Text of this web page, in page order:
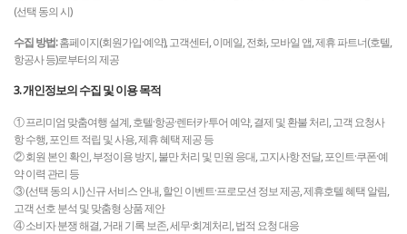
(선택 동의 시)
수집 방법:홈페이지(회원가입·예약), 고객센터, 이메일, 전화, 모바일 앱, 제휴 파트너(호텔,
항공사 등)로부터의 제공
3. 개인정보의 수집 및 이용 목적
① 프리미엄 맞춤여행 설계, 호텔·항공·렌터카·투어 예약, 결제 및 환불 처리, 고객 요청사
항 수행, 포인트 적립 및 사용, 제휴 혜택 제공 등
② 회원 본인 확인, 부정이용 방지, 불만 처리 및 민원 응대, 고지사항 전달, 포인트·쿠폰·예
약 이력 관리 등
③ (선택 동의 시) 신규 서비스 안내, 할인 이벤트·프로모션 정보 제공, 제휴호텔 혜택 알림,
고객 선호 분석 및 맞춤형 상품 제안
④ 소비자 분쟁 해결, 거래 기록 보존, 세무·회계처리, 법적 요청 대응